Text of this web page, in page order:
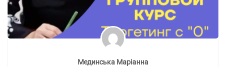
Мединська Маріанна